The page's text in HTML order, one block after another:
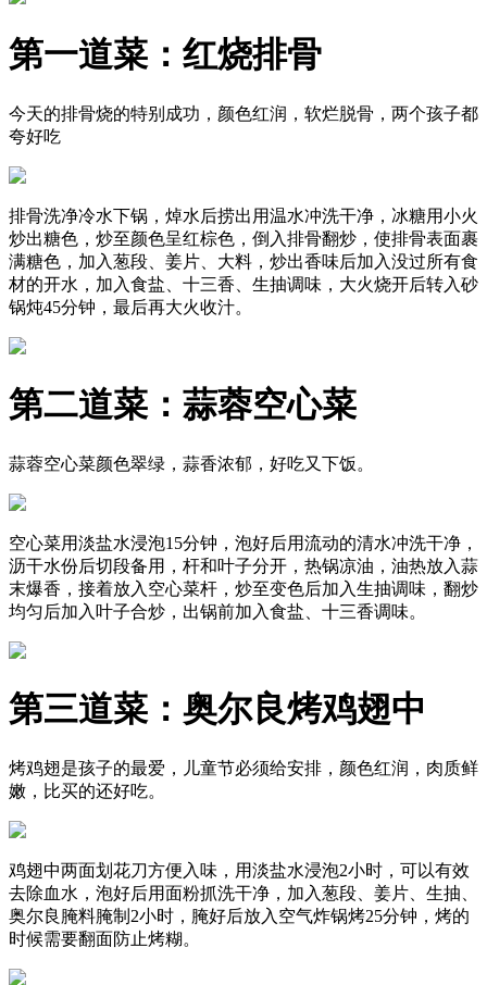
第一道菜：红烧排骨
今天的排骨烧的特别成功，颜色红润，软烂脱骨，两个孩子都
夸好吃
排骨洗净冷水下锅，焯水后捞出用温水冲洗干净，冰糖用小火
炒出糖色，炒至颜色呈红棕色，倒入排骨翻炒，使排骨表面裹
满糖色，加入葱段、姜片、大料，炒出香味后加入没过所有食
材的开水，加入食盐、十三香、生抽调味，大火烧开后转入砂
锅炖45分钟，最后再大火收汁。
第二道菜：蒜蓉空心菜
蒜蓉空心菜颜色翠绿，蒜香浓郁，好吃又下饭。
空心菜用淡盐水浸泡15分钟，泡好后用流动的清水冲洗干净，
沥干水份后切段备用，杆和叶子分开，热锅凉油，油热放入蒜
末爆香，接着放入空心菜杆，炒至变色后加入生抽调味，翻炒
均匀后加入叶子合炒，出锅前加入食盐、十三香调味。
第三道菜：奥尔良烤鸡翅中
烤鸡翅是孩子的最爱，儿童节必须给安排，颜色红润，肉质鲜
嫩，比买的还好吃。
鸡翅中两面划花刀方便入味，用淡盐水浸泡2小时，可以有效
去除血水，泡好后用面粉抓洗干净，加入葱段、姜片、生抽、
奥尔良腌料腌制2小时，腌好后放入空气炸锅烤25分钟，烤的
时候需要翻面防止烤糊。